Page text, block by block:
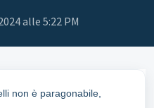
alle 5:22 PM
non è paragonabile,